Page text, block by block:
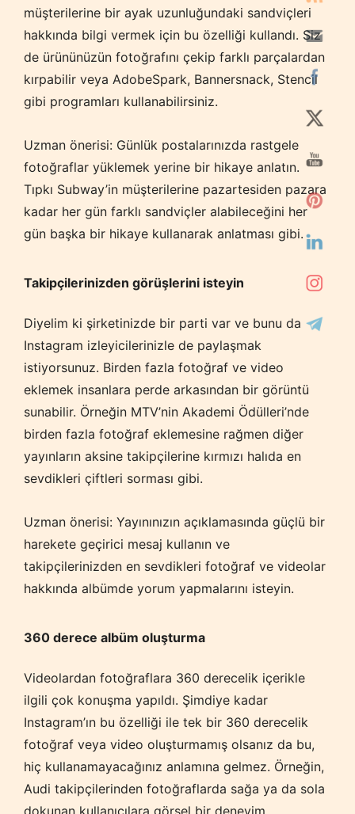
müşterilerine bir ayak uzunluğundaki sandviçleri
hakkında bilgi vermek için bu özelliği kullandı. Siz
de ürününüzün fotoğrafını çekip farklı parçalardan
kırpabilir veya AdobeSpark, Bannersnack, Stencil
gibi programları kullanabilirsiniz.
Uzman önerisi: Günlük postalarınızda rastgele
fotoğraflar yüklemek yerine bir hikaye anlatın.
Tıpkı Subway’in müşterilerine pazartesiden pazara
kadar her gün farklı sandviçler alabileceğini her
gün başka bir hikaye kullanarak anlatması gibi.
Takipçilerinizden görüşlerini isteyin
Diyelim ki şirketinizde bir parti var ve bunu da
Instagram izleyicilerinizle de paylaşmak
istiyorsunuz. Birden fazla fotoğraf ve video
eklemek insanlara perde arkasından bir görüntü
sunabilir. Örneğin MTV’nin Akademi Ödülleri’nde
birden fazla fotoğraf eklemesine rağmen diğer
yayınların aksine takipçilerine kırmızı halıda en
sevdikleri çiftleri sorması gibi.
Uzman önerisi: Yayınınızın açıklamasında güçlü bir
harekete geçirici mesaj kullanın ve
takipçilerinizden en sevdikleri fotoğraf ve videolar
hakkında albümde yorum yapmalarını isteyin.
360 derece albüm oluşturma
Videolardan fotoğraflara 360 derecelik içerikle
ilgili çok konuşma yapıldı. Şimdiye kadar
Instagram’ın bu özelliği ile tek bir 360 derecelik
fotoğraf veya video oluşturmamış olsanız da bu,
hiç kullanamayacağınız anlamına gelmez. Örneğin,
Audi takipçilerinden fotoğraflarda sağa ya da sola